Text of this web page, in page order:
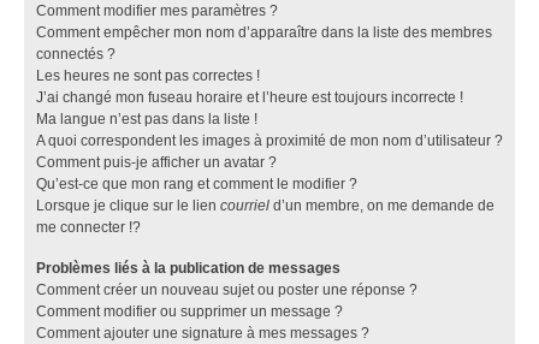
Comment modifier mes paramètres ?
Comment empêcher mon nom d’apparaître dans la liste des membres
connectés ?
Les heures ne sont pas correctes !
J’ai changé mon fuseau horaire et l’heure est toujours incorrecte !
Ma langue n’est pas dans la liste !
A quoi correspondent les images à proximité de mon nom d’utilisateur ?
Comment puis-je afficher un avatar ?
Qu’est-ce que mon rang et comment le modifier ?
Lorsque je clique sur le lien courriel d’un membre, on me demande de
me connecter !?
Problèmes liés à la publication de messages
Comment créer un nouveau sujet ou poster une réponse ?
Comment modifier ou supprimer un message ?
Comment ajouter une signature à mes messages ?